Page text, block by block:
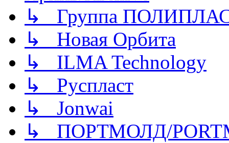
↳ Группа
↳ Новая Орбита
↳ ILMA Technology
↳ Руспласт
↳ Jonwai
↳ ПОРТМОЛД/